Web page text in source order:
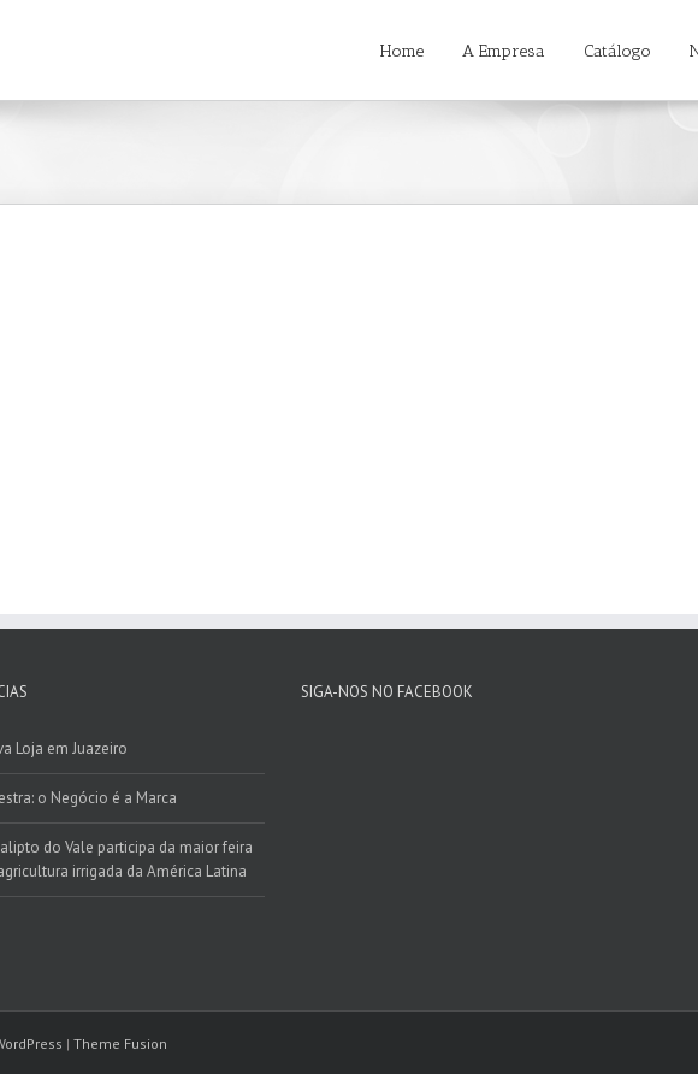
Home A Empresa Catálogo
Loja em Juazeiro
o Negócio é a Marca
do Vale participa da maior feira
irrigada da América Latina
SIGA-NOS NO FACEBOOK
| Theme Fusion